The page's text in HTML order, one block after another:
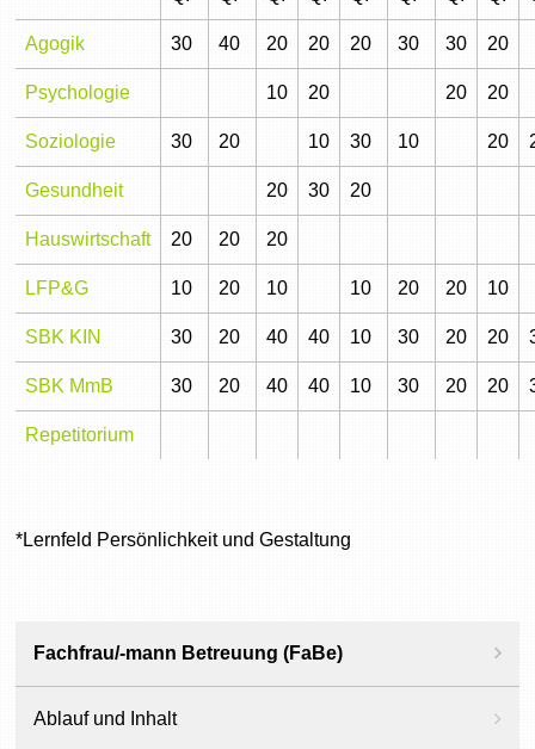
Agogik 30 40 20 20 20 30 30 20
Psychologie 10 20 20 20
Soziologie 30 20 10 30 10 20
Gesundheit 20 30 20
Hauswirtschaft 20 20 20
LFP&G 10 20 10 10 20 20 10
SBK KIN 30 20 40 40 10 30 20 20
SBK MmB 30 20 40 40 10 30 20 20
Repetitorium
*Lernfeld Persönlichkeit und Gestaltung
Fachfrau/-mann Betreuung (FaBe)
Ablauf und Inhalt